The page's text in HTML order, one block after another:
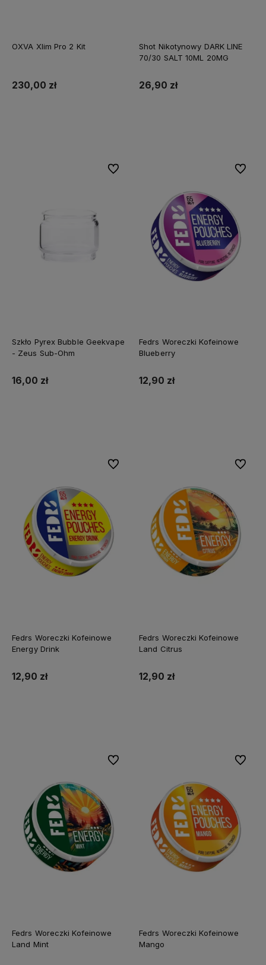
OXVA Xlim Pro 2 Kit
230,00 zł
Shot Nikotynowy DARK LINE
70/30 SALT 10ML 20MG
26,90 zł
Szkło Pyrex Bubble Geekvape
- Zeus Sub-Ohm
16,00 zł
Do ulubionych
Fedrs Woreczki Kofeinowe
Blueberry
12,90 zł
Do
Fedrs Woreczki Kofeinowe
Energy Drink
12,90 zł
Do ulubionych
Fedrs Woreczki Kofeinowe
Land Citrus
12,90 zł
Do
Fedrs Woreczki Kofeinowe
Land Mint
Do ulubionych
Fedrs Woreczki Kofeinowe
Mango
Do